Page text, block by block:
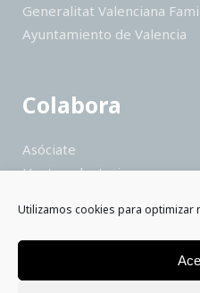
Utilizamos cookies para optimizar
Generalitat Valenciana
Ayuntamiento de Valencia
Colabora
Asóciate
Hazte voluntario
Colabora como empresa
Saber más